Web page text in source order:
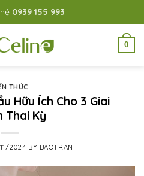
0939 155 993
0
THỨC
Hữu Ích Cho 3 Giai
Thai Kỳ
2024 BY BAOTRAN